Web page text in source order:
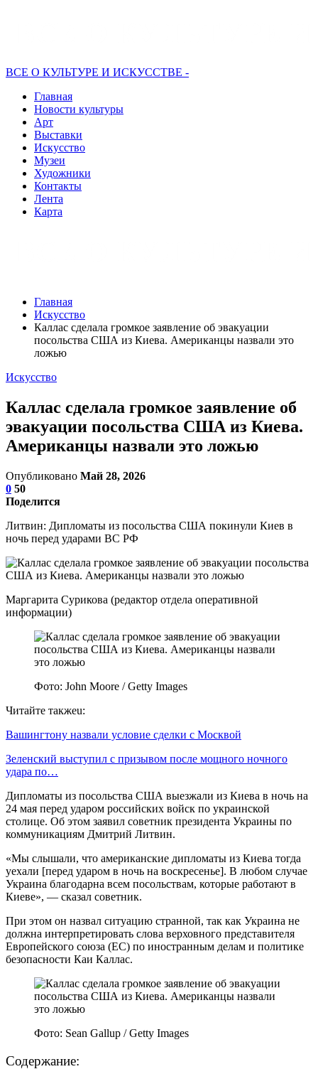
ВСЕ О КУЛЬТУРЕ И ИСКУССТВЕ -
Главная
Новости культуры
Арт
Выставки
Искусство
Музеи
Художники
Контакты
Лента
Карта
Главная
Искусство
Каллас сделала громкое заявление об эвакуации
посольства США из Киева. Американцы назвали это
ложью
Искусство
Каллас сделала громкое заявление об
эвакуации посольства США из Киева.
Американцы назвали это ложью
Опубликовано Май 28, 2026
0 50
Поделится
Литвин: Дипломаты из посольства США покинули Киев в
ночь перед ударами ВС РФ
Маргарита Сурикова (редактор отдела оперативной
информации)
Фото: John Moore / Getty Images
Читайте такжеu:
Вашингтону назвали условие сделки с Москвой
Зеленский выступил с призывом после мощного ночного
удара по…
Дипломаты из посольства США выезжали из Киева в ночь на
24 мая перед ударом российских войск по украинской
столице. Об этом заявил советник президента Украины по
коммуникациям Дмитрий Литвин.
«Мы слышали, что американские дипломаты из Киева тогда
уехали [перед ударом в ночь на воскресенье]. В любом случае
Украина благодарна всем посольствам, которые работают в
Киеве», — сказал советник.
При этом он назвал ситуацию странной, так как Украина не
должна интерпретировать слова верховного представителя
Европейского союза (ЕС) по иностранным делам и политике
безопасности Каи Каллас.
Фото: Sean Gallup / Getty Images
Содержание: